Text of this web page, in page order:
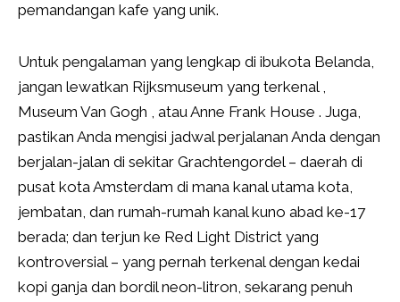
pemandangan kafe yang unik.
Untuk pengalaman yang lengkap di ibukota Belanda,
jangan lewatkan Rijksmuseum yang terkenal ,
Museum Van Gogh , atau Anne Frank House . Juga,
pastikan Anda mengisi jadwal perjalanan Anda dengan
berjalan-jalan di sekitar Grachtengordel – daerah di
pusat kota Amsterdam di mana kanal utama kota,
jembatan, dan rumah-rumah kanal kuno abad ke-17
berada; dan terjun ke Red Light District yang
kontroversial – yang pernah terkenal dengan kedai
kopi ganja dan bordil neon-litron, sekarang penuh